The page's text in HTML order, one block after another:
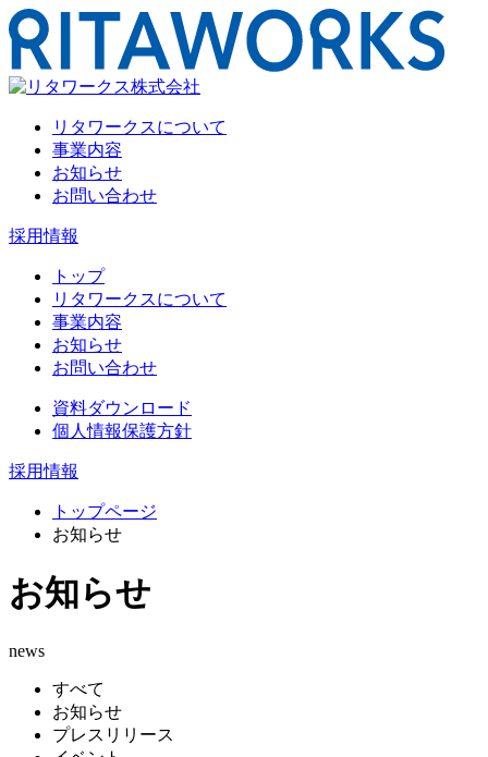
リタワークスについて
事業内容
お知らせ
お問い合わせ
採用情報
トップ
リタワークスについて
事業内容
お知らせ
お問い合わせ
資料ダウンロード
個人情報保護方針
採用情報
トップページ
お知らせ
お知らせ
news
すべて
お知らせ
プレスリリース